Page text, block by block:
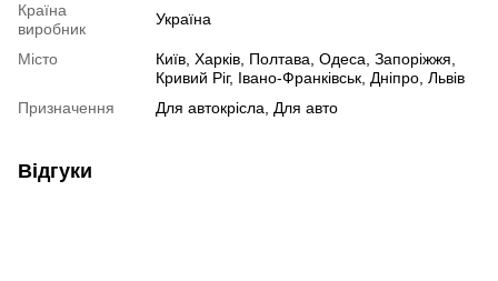
Країна
виробник
Україна
Місто
Київ, Харків, Полтава, Одеса, Запоріжжя,
Кривий Ріг, Івано-Франківськ, Дніпро, Львів
Призначення
Для автокрісла, Для авто
Відгуки